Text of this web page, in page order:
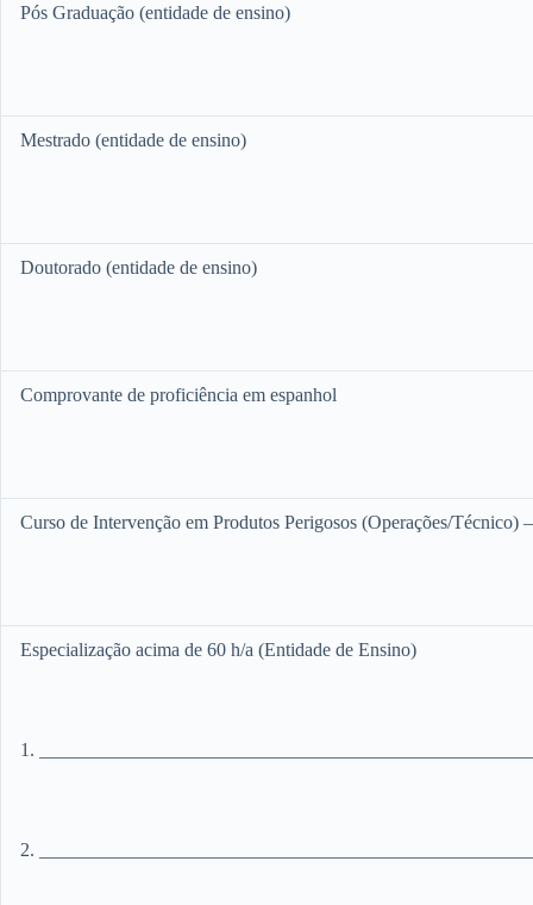
Pós Graduação (entidade de ensino)
Mestrado (entidade de ensino)
Doutorado (entidade de ensino)
Comprovante de proficiência em espanhol
Curso de Intervenção em Produtos Perigosos (Operações/Técnico)
Especialização acima de 60 h/a (Entidade de Ensino)
1.
2.